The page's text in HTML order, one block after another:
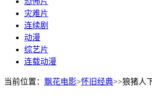
灾难片
连续剧
动漫
综艺片
连载动漫
当前位置： 飘花电影>怀旧经典>>狼猪人